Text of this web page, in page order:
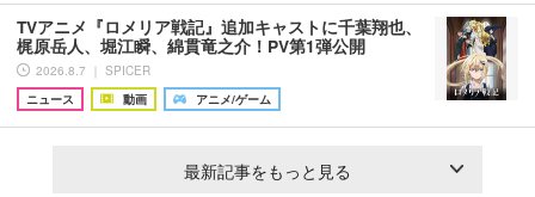
TVアニメ『ロメリア戦記』追加キャストに千葉翔也、
梶原岳人、堀江瞬、綿貫竜之介！PV第1弾公開
2026.8.7 ｜ SPICER
ニュース
動画 アニメ/ゲーム
最新記事をもっと見る